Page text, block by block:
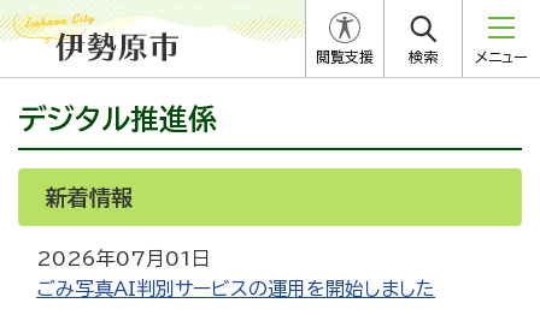
閲覧支援 検索 メニュー
デジタル推進係
新着情報
2026年07月01日
ごみ写真AI判別サービスの運用を開始しました